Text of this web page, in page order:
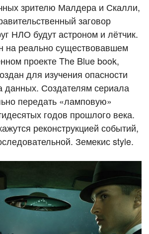
зрителю Малдера и Скалли,
заговор
НЛО будут астроном и лётчик.
на реально существовавшем
проекте The Blue book,
для изучения опасности
Создателям сериала
передать «ламповую»
годов прошлого века.
реконструкцией событий,
Земекис style.